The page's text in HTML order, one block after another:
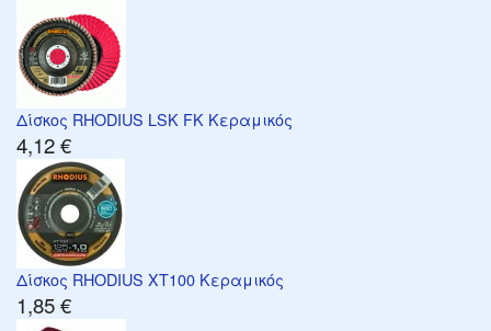
Δίσκος RHODIUS LSK FK Κεραμικός
4,12 €
Δίσκος RHODIUS XT100 Κεραμικός
1,85 €